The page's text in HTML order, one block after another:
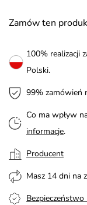
Zamów ten
100% realizacji
Polski.
99% zamówień
Co ma wpływ
informacje.
Producent
Masz 14 dni na